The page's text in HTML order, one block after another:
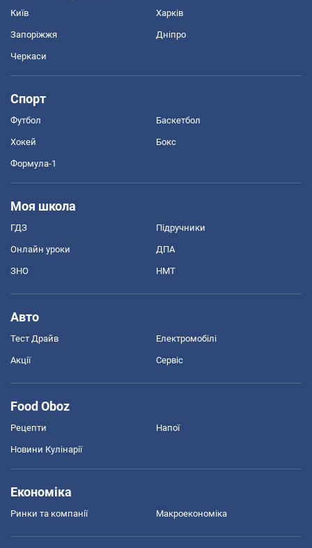
Київ Харків
Запоріжжя Дніпро
Черкаси
Спорт
Футбол Баскетбол
Хокей Бокс
Формула-1
Моя школа
ГДЗ Підручники
Онлайн уроки ДПА
ЗНО НМТ
Авто
Тест Драйв Електромобілі
Акції Сервіс
Food Oboz
Рецепти Напої
Новини Кулінарії
Економіка
Ринки та компанії Макроекономіка